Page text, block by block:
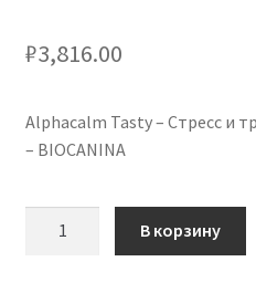
₽3,816.00
Alphacalm Tasty – Стресс и
– BIOCANINA
В корзину